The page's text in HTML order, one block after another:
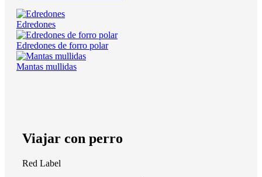
Edredones
Edredones de forro polar
Mantas mullidas
Viajar con perro
Red Label